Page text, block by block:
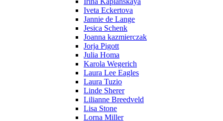
Iveta Eckertova
Jannie de Lange
Jesica Schenk
Joanna kazmierczak
Jorja Pigott
Julia Homa
Karola Wegerich
Laura Lee Eagles
Laura Tuzio
Linde Sherer
Lilianne Breedveld
Lisa Stone
Lorna Miller